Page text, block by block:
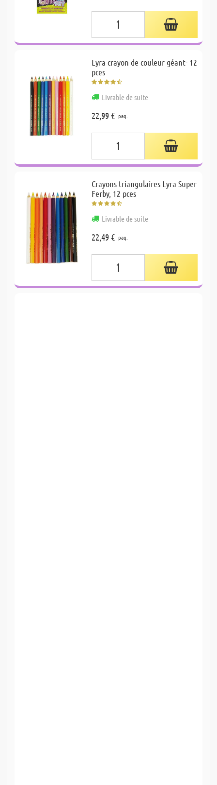
Lyra crayon de couleur géant- 12
pces
Livrable de suite
22,99 € paq.
Crayons triangulaires Lyra Super
Ferby, 12 pces
Livrable de suite
22,49 € paq.